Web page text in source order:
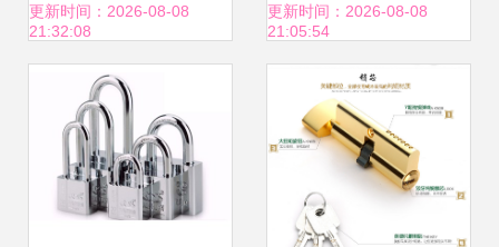
顺滑的滑轨滑轮
更新时间：2026-08-08
21:32:08
品厂的价格优势与
品质解析
更新时间：2026-08-08
21:05:54